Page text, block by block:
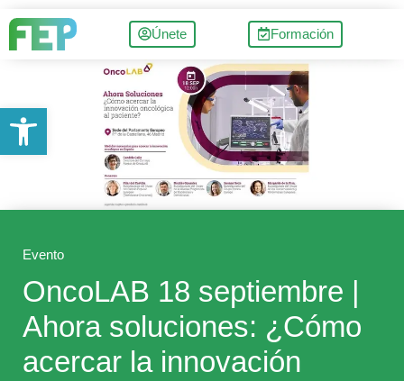
Únete Formación
Evento
OncoLAB 18 septiembre |
Ahora soluciones: ¿Cómo
acercar la innovación
Abrir barra de herramientas